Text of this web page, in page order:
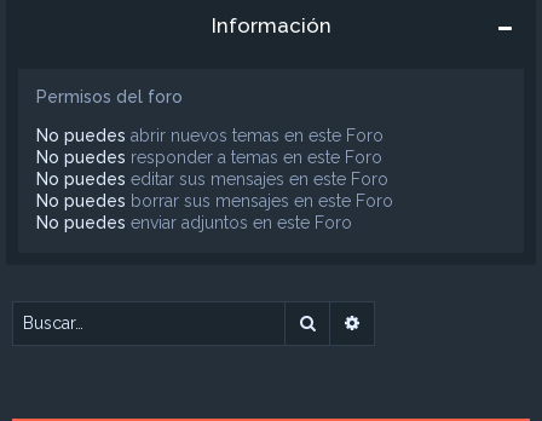
Información
Permisos del foro
No puedes abrir nuevos temas en este Foro
No puedes responder a temas en este Foro
No puedes editar sus mensajes en este Foro
No puedes borrar sus mensajes en este Foro
No puedes enviar adjuntos en este Foro
Buscar